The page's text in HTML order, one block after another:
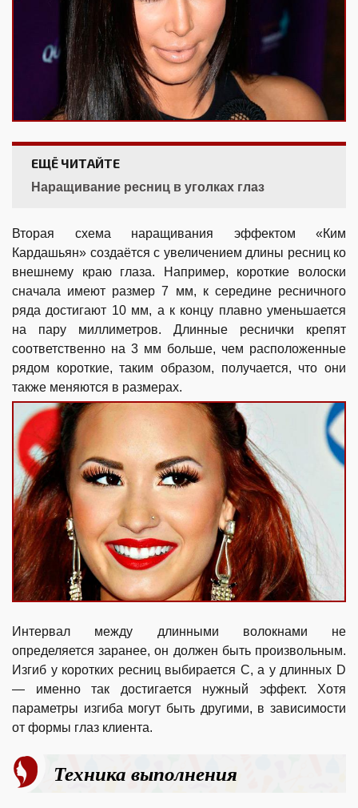
ЕЩЁ ЧИТАЙТЕ
Наращивание ресниц в уголках глаз
Вторая схема наращивания эффектом «Ким
Кардашьян» создаётся с увеличением длины ресниц ко
внешнему краю глаза. Например, короткие волоски
сначала имеют размер 7 мм, к середине ресничного
ряда достигают 10 мм, а к концу плавно уменьшается
на пару миллиметров. Длинные реснички крепят
соответственно на 3 мм больше, чем расположенные
рядом короткие, таким образом, получается, что они
также меняются в размерах.
Интервал между длинными волокнами не
определяется заранее, он должен быть произвольным.
Изгиб у коротких ресниц выбирается C, а у длинных D
— именно так достигается нужный эффект. Хотя
параметры изгиба могут быть другими, в зависимости
от формы глаз клиента.
Техника выполнения